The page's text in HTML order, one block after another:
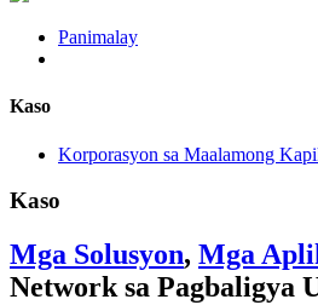
Panimalay
Kaso
Korporasyon sa Maalamong
Kaso
Mga Solusyon, Mga
Network sa Pagbaligya